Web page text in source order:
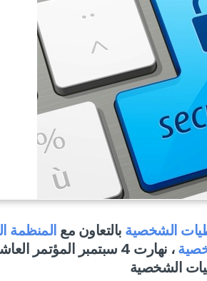
الشخصية بالتعاون مع المنظمة
، نهارت 4 سبتمبر المؤتمر
الشخصية